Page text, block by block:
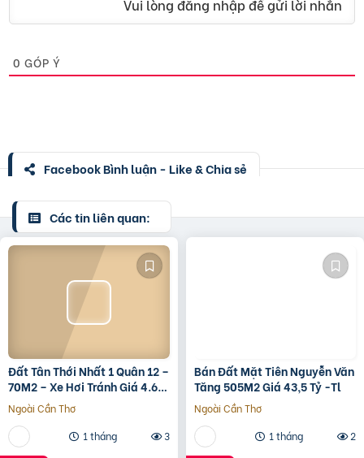
Vui lòng đăng nhập để gửi lời nhắn
0 GÓP Ý
Facebook Bình luận - Like & Chia sẻ
Các tin liên quan:
Đất Tân Thới Nhất 1 Quân 12 –
70M2 – Xe Hơi Tránh Giá 4.6
Tỷ – Shr
Ngoài Cần Thơ
1 tháng
3
Bán Đất Mặt Tiên Nguyễn Văn
Tăng 505M2 Giá 43,5 Tỷ -Tl
Ngoài Cần Thơ
1 tháng
2